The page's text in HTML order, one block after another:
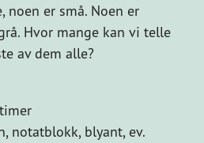
noen er små. Noen er
Hvor mange kan vi telle
av dem alle?
notatblokk, blyant, ev.